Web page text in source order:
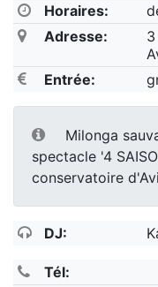
Horaires:
Adresse:
Entrée:
Milonga
spectacle '4
conservatoire
DJ:
Tél: